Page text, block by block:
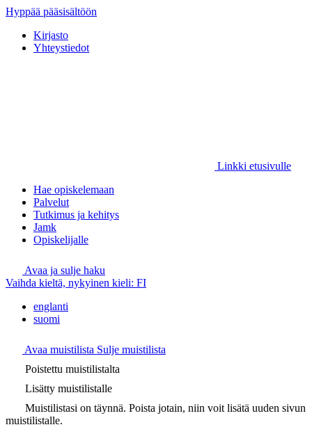
Hyppää pääsisältöön
Kirjasto
Yhteystiedot
Linkki etusivulle
Hae opiskelemaan
Palvelut
Tutkimus ja kehitys
Jamk
Opiskelijalle
Avaa ja sulje haku
Vaihda kieltä, nykyinen kieli: FI
englanti
suomi
Avaa muistilista Sulje muistilista
Poistettu muistilistalta
Lisätty muistilistalle
Muistilistasi on täynnä. Poista jotain, niin voit lisätä uuden sivun
muistilistalle.